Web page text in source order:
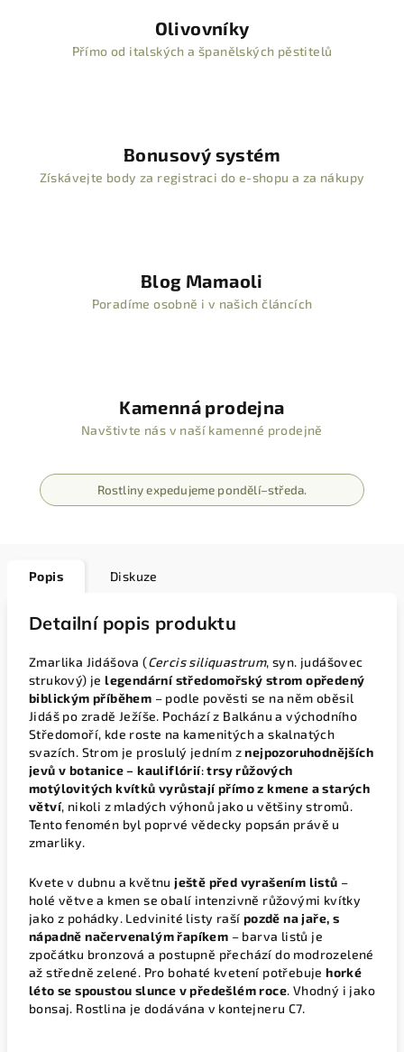
Olivovníky
Přímo od italských a španělských pěstitelů
Bonusový systém
Získávejte body za registraci do e-shopu a za nákupy
Blog Mamaoli
Poradíme osobně i v našich článcích
Kamenná prodejna
Navštivte nás v naší kamenné prodejně
Rostliny expedujeme pondělí–středa.
Popis Diskuze
Detailní popis produktu
Zmarlika Jidášova (Cercis siliquastrum, syn. judášovec
strukový) jelegendární středomořský strom opředený
biblickým příběhem – podle pověsti se na něm oběsil
Jidáš po zradě Ježíše. Pochází z Balkánu a východního
Středomoří, kde roste na kamenitých a skalnatých
svazích. Strom je proslulý jedním znejpozoruhodnějších
jevů v botanice – kauliflórií:trsy růžových
motýlovitých kvítků vyrůstají přímo z kmene a starých
větví, nikoli z mladých výhonů jako u většiny stromů.
Tento fenomén byl poprvé vědecky popsán právě u
zmarliky.
Kvete v dubnu a květnu ještě před vyrašením listů –
holé větve a kmen se obalí intenzivně růžovými kvítky
jako z pohádky. Ledvinité listy raší pozdě na jaře, s
nápadně načervenalým řapíkem – barva listů je
zpočátku bronzová a postupně přechází do modrozelené
až středně zelené. Pro bohaté kvetení potřebujehorké
léto se spoustou slunce v předešlém roce. Vhodný i jako
bonsaj. Rostlina je dodávána v kontejneru C7.